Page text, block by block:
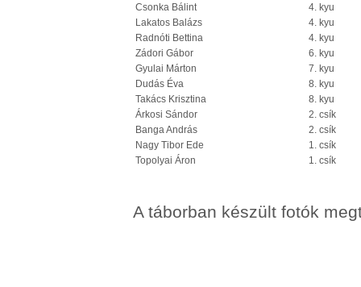
Csonka Bálint
4. kyu
Lakatos Balázs
4. kyu
Radnóti Bettina
4. kyu
Zádori Gábor
6. kyu
Gyulai Márton
7. kyu
Dudás Éva
8. kyu
Takács Krisztina
8. kyu
Árkosi Sándor
2. csík
Banga András
2. csík
Nagy Tibor Ede
1. csík
Topolyai Áron
1. csík
A táborban készült fotók